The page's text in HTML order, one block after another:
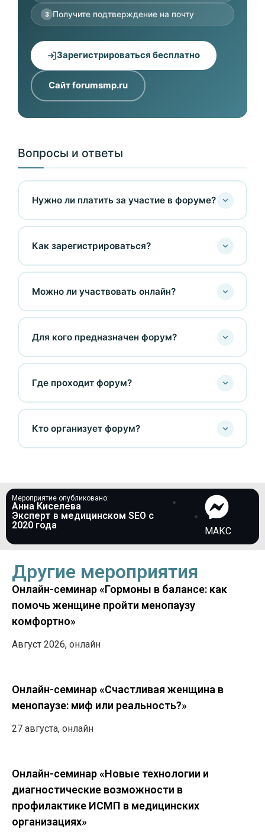
3 Получите подтверждение на почту
Зарегистрироваться бесплатно
Сайт forumsmp.ru
Вопросы и ответы
Нужно ли платить за участие в форуме?
Как зарегистрироваться?
Можно ли участвовать онлайн?
Для кого предназначен форум?
Где проходит форум?
Кто организует форум?
Мероприятие опубликовано:
Анна Киселева
Эксперт в медицинском SEO c
2020 года
МАКС
Другие мероприятия
Онлайн-семинар «Гормоны в балансе: как
помочь женщине пройти менопаузу
комфортно»
Август 2026, онлайн
Онлайн-семинар «Счастливая женщина в
менопаузе: миф или реальность?»
27 августа, онлайн
Онлайн-семинар «Новые технологии и
диагностические возможности в
профилактике ИСМП в медицинских
организациях»